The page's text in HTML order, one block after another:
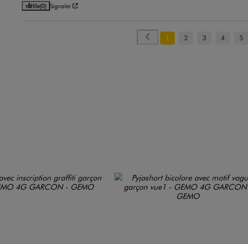
Utile(0) Signaler
1 2 3 4 5